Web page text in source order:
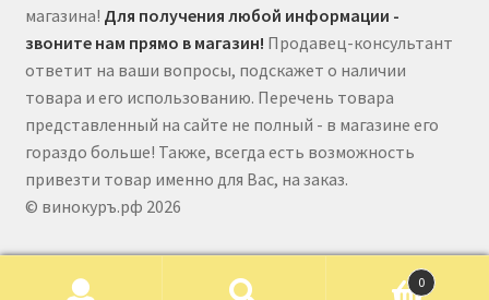
магазина! Для получения любой информации -
звоните нам прямо в магазин! Продавец-консультант
ответит на ваши вопросы, подскажет о наличии
товара и его использованию. Перечень товара
представленный на сайте не полный - в магазине его
гораздо больше! Также, всегда есть возможность
привезти товар именно для Вас, на заказ.
© винокуръ.рф 2026
0